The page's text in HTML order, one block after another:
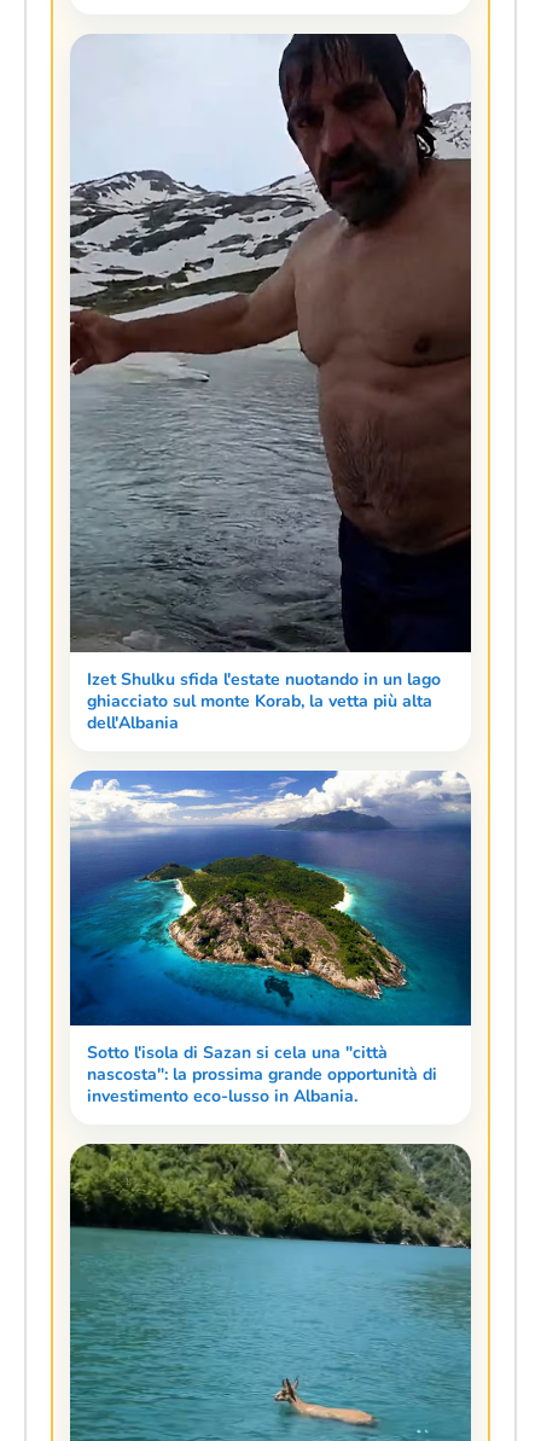
Izet Shulku sfida l'estate nuotando in un lago
ghiacciato sul monte Korab, la vetta più alta
dell'Albania
Sotto l'isola di Sazan si cela una "città
nascosta": la prossima grande opportunità di
investimento eco-lusso in Albania.